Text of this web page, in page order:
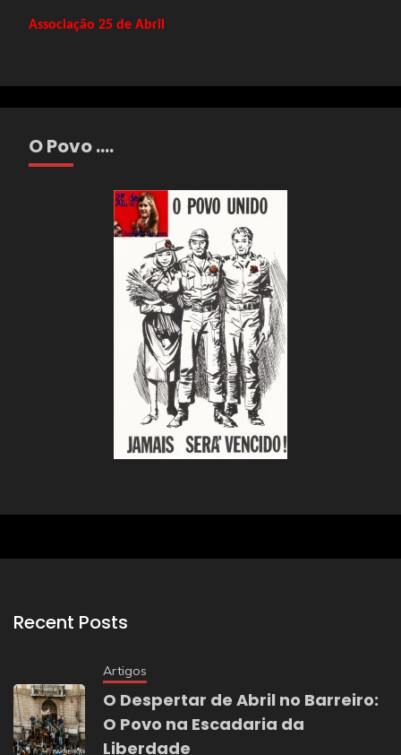
Associação 25 de Abril
O Povo ….
Recent Posts
Artigos
O Despertar de Abril no Barreiro:
O Povo na Escadaria da
Liberdade